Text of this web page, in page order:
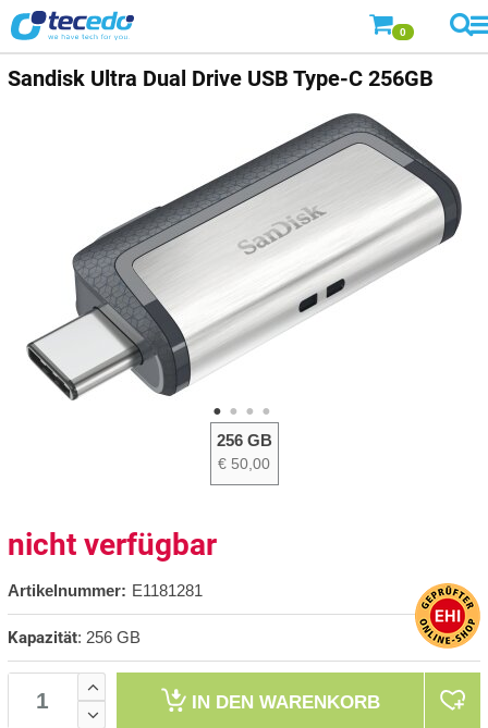
0
Sandisk Ultra Dual Drive USB Type-C 256GB
256 GB
€ 50,00
nicht verfügbar
Artikelnummer: E1181281
Kapazität: 256 GB
IN DEN WARENKORB